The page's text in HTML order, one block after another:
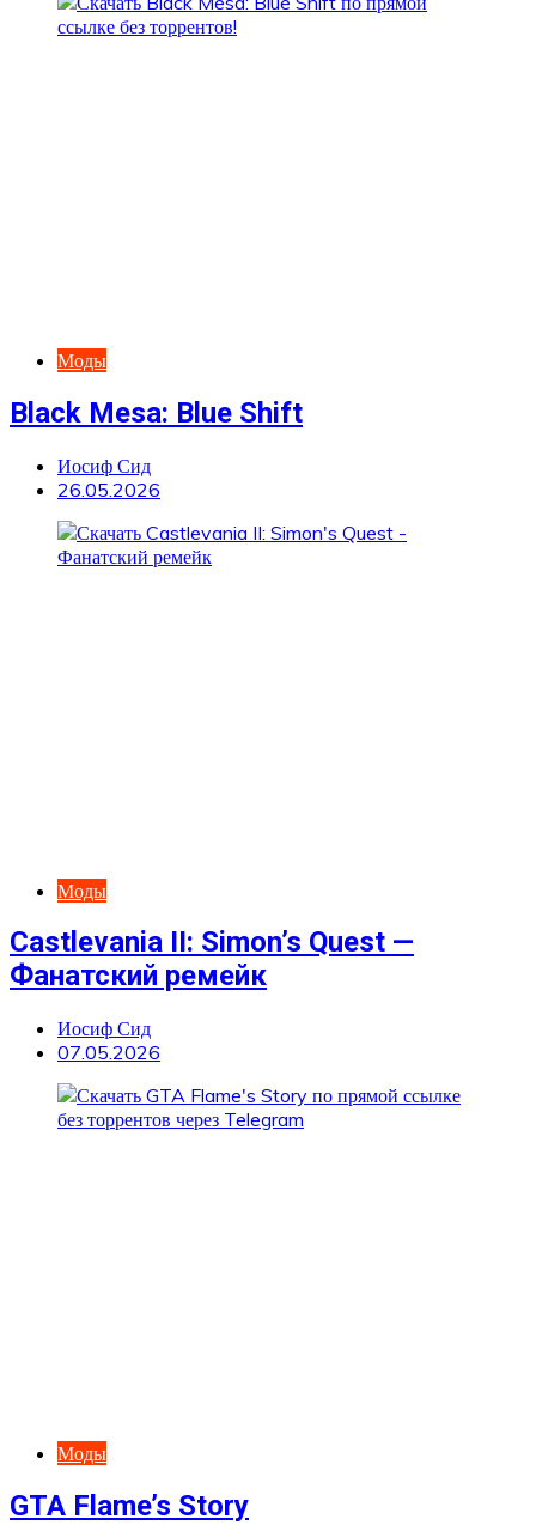
Моды
Black Mesa: Blue Shift
Иосиф Сид
26.05.2026
Моды
Castlevania II: Simon’s Quest —
Фанатский ремейк
Иосиф Сид
07.05.2026
Моды
GTA Flame’s Story